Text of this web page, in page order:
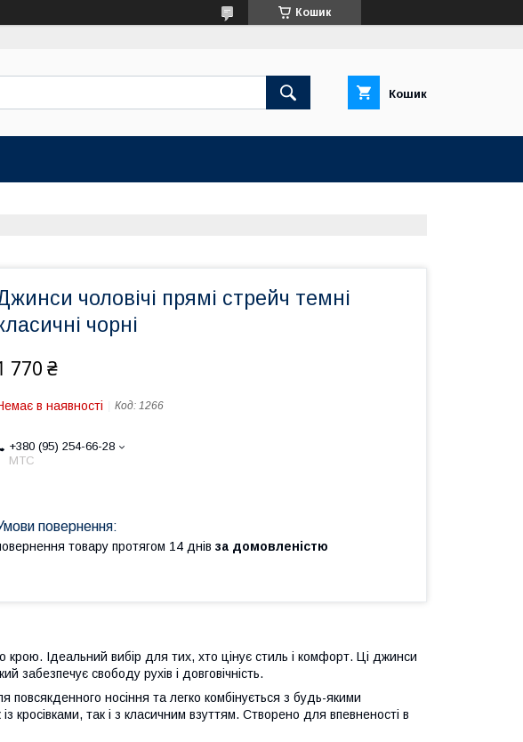
Кошик
Кошик
чоловічі прямі стрейч темні
чорні
770 ₴
в наявності Код: 1266
+380 (95) 254-66-28
МТС
товару протягом 14 днів за домовленістю
крою. Ідеальний вибір для тих, хто цінує стиль і комфорт. Ці джинси
забезпечує свободу рухів і довговічність.
носіння та легко комбінується з будь-якими
так і з класичним взуттям. Створено для впевненості в